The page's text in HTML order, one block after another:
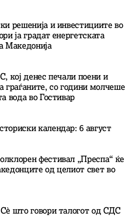
решенија и инвестициите во
ја градат енергетската
Македонија
кој денес печали поени и
граѓаните, со години молчеше
вода во Гостивар
календар: 6 август
фестивал „Преспа“ ќе
од целиот свет во
што говори талогот од СДС